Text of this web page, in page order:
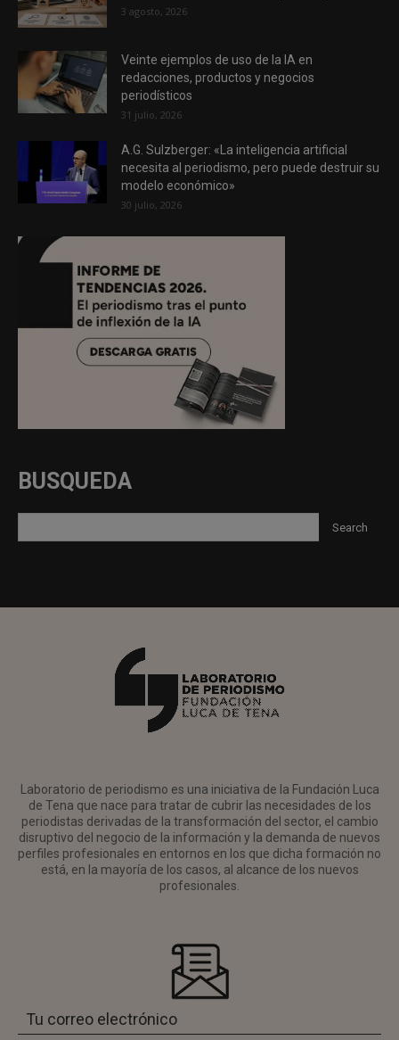
3 agosto, 2026
Veinte ejemplos de uso de la IA en
redacciones, productos y negocios
periodísticos
31 julio, 2026
A.G. Sulzberger: «La inteligencia artificial
necesita al periodismo, pero puede destruir su
modelo económico»
30 julio, 2026
BUSQUEDA
Laboratorio de periodismo es una iniciativa de la Fundación Luca
de Tena que nace para tratar de cubrir las necesidades de los
periodistas derivadas de la transformación del sector, el cambio
disruptivo del negocio de la información y la demanda de nuevos
perfiles profesionales en entornos en los que dicha formación no
está, en la mayoría de los casos, al alcance de los nuevos
profesionales.